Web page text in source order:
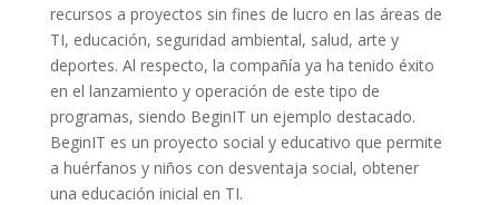
recursos a proyectos sin fines de lucro en las áreas de
TI, educación, seguridad ambiental, salud, arte y
deportes. Al respecto, la compañía ya ha tenido éxito
en el lanzamiento y operación de este tipo de
programas, siendo BeginIT un ejemplo destacado.
BeginIT es un proyecto social y educativo que permite
a huérfanos y niños con desventaja social, obtener
una educación inicial en TI.